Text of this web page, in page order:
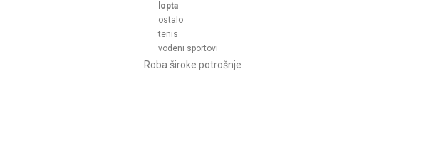
lopta
ostalo
tenis
vodeni sportovi
Roba široke potrošnje